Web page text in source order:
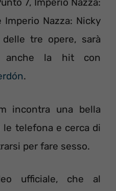
Nazza: Nicky
tre opere, sarà
anche la hit con
.
incontra una bella
telefona e cerca di
per fare sesso.
ufficiale, che al